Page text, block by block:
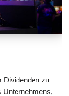
Dividenden zu
Unternehmens,